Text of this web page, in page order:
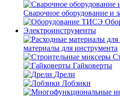
Сварочное оборудование и
Электроинструменты
материалы для инструмента
Гайковерты
Дрели
Лобзики